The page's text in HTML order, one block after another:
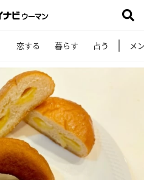
恋する 暮らす 占う メ